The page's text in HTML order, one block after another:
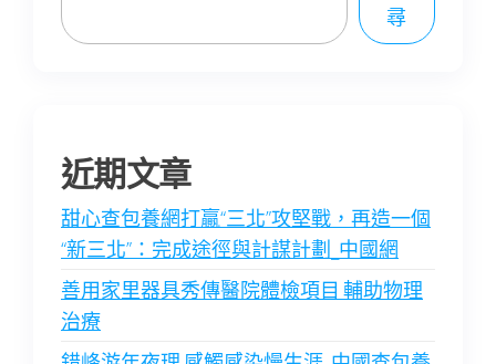
尋
近期文章
甜心查包養網打贏“三北”攻堅戰，再造一個
“新三北”：完成途徑與計謀計劃_中國網
善用家里器具秀傳醫院體檢項目 輔助物理
治療